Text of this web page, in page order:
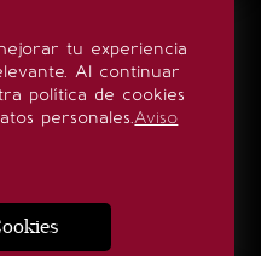
tu experiencia
Al continuar
política de cookies
personales.Aviso
SÍGUENOS
somos